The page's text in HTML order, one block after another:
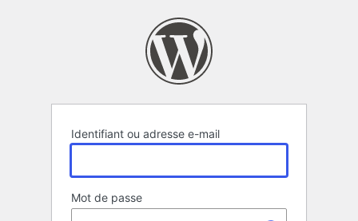
Identifiant ou adresse e-mail
Mot de passe